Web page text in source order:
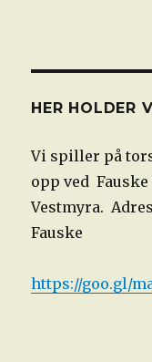
Lynsjakk
2025
HER HOLDER
Vi spiller på
opp ved
Vestmyra.
Fauske
https://goo.gl/